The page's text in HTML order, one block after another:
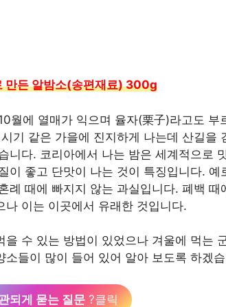
만든 알밤소(송편재료) 300g
월에 열매가 익으며 율자(栗子)라고도
기 같은 가을에 진지하게 나는데 산길을
니다. 코리아에서 나는 밤은 세계적으로
이 좋고 단맛이 나는 것이 특징입니다.
례 때에 빠지지 않는 과실입니다. 폐백
나 이는 이곳에서 유래한 것입니다.
을 수 있는 방법이 있었으나 겨울에 먹는
소들이 많이 들어 있어 알아 보도록 하겠
되게 묻는 질문 ?클릭